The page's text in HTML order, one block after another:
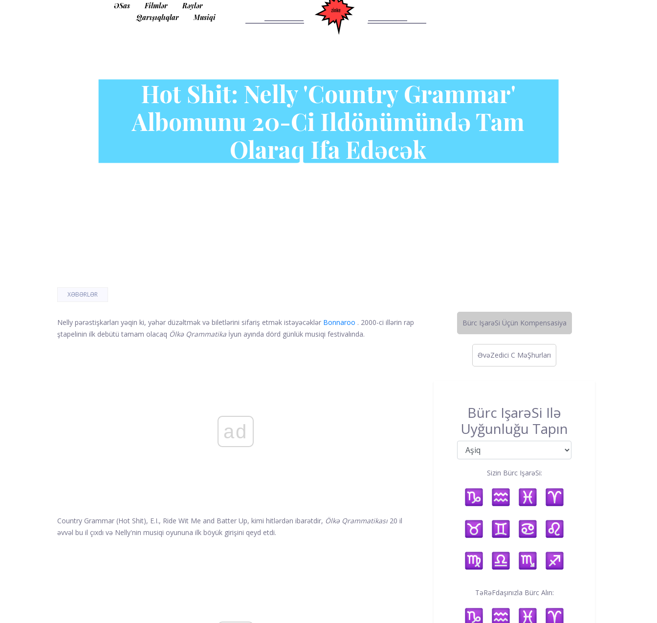
ƏSas Filmlər
Rəylər
Qarışıqlıqlar
Musiqi
Hot Shit: Nelly 'Country Grammar'
Albomunu 20-Ci Ildönümündə Tam
Olaraq Ifa Edəcək
XƏBƏRLƏR
Nelly pərəstişkarları yəqin ki, yəhər düzəltmək və biletlərini sifariş etmək istəyəcəklər Bonnaroo . 2000-ci illərin rap
ştapelinin ilk debütü tamam olacaq Ölkə Qrammatika İyun ayında dörd günlük musiqi festivalında.
ad
Country Grammar (Hot Shit), E.I., Ride Wit Me and Batter Up, kimi hitlərdən ibarətdir, Ölkə Qrammatikası 20 il
əvvəl bu il çıxdı və Nelly'nin musiqi oyununa ilk böyük girişini qeyd etdi.
Bürc IşarəSi Üçün Kompensasiya
ƏvəZedici C MəŞhurları
Bürc IşarəSi Ilə
Uyğunluğu Tapın
Sizin Bürc IşarəSi:
TəRəFdaşınızla Bürc Alın: